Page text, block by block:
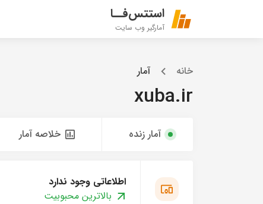
استتس‌فــا
آمارگیر وب سایت
خانه آمار
xuba.ir
آمار زنده خلاصه آمار
اطلاعاتی وجود ندارد
بالاترین محبوبیت